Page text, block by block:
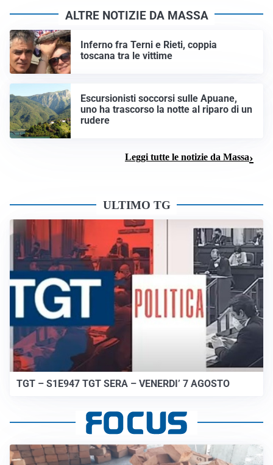
ALTRE NOTIZIE DA MASSA
Inferno fra Terni e Rieti, coppia
toscana tra le vittime
Escursionisti soccorsi sulle Apuane,
uno ha trascorso la notte al riparo di un
rudere
Leggi tutte le notizie da Massa
ULTIMO TG
TGT – S1E947 TGT SERA – VENERDI’ 7 AGOSTO